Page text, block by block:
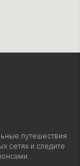
путешествия
сетях и следите